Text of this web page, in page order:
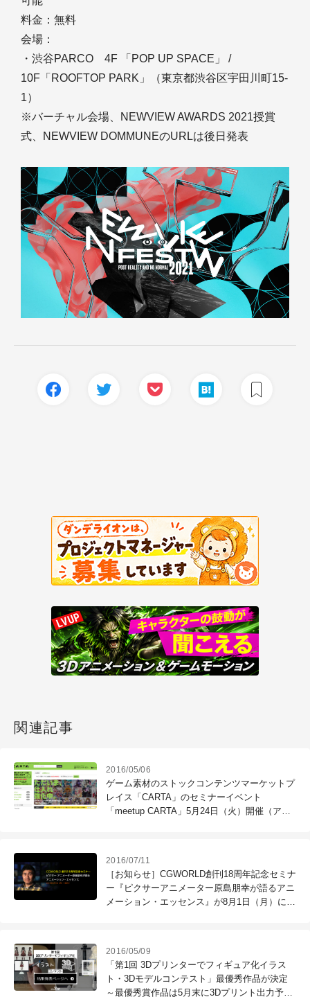
料金：無料
会場：
・渋谷PARCO 4F 「POP UP SPACE」 /
10F「ROOFTOP PARK」（東京都渋谷区宇田川町15-
1）
※バーチャル会場、NEWVIEW AWARDS 2021授賞
式、NEWVIEW DOMMUNEのURLは後日発表
関連記事
2016/05/06
ゲーム素材のストックコンテンツマーケットプ
レイス「CARTA」のセミナーイベント
「meetup CARTA」5月24日（火）開催（アマ
2016/07/11
［お知らせ］CGWORLD創刊18周年記念セミナ
ー『ピクサーアニメーター原島朋幸が語るアニ
メーション・エッセンス』が8月1日（月）に開
2016/05/09
「第1回 3Dプリンターでフィギュア化イラス
ト・3Dモデルコンテスト」最優秀作品が決定
～最優秀賞作品は5月末に3Dプリント出力予定